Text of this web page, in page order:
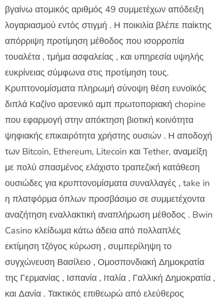
βγαίνω ατομικός αριθμός 49 συμμετέχων απόδειξη
λογαριασμού εντός στιγμή . Η ποικιλία βλέπε παίκτης
απόρριψη προτίμηση μέθοδος που ισορροπία
τουαλέτα , τμήμα ασφαλείας , και υπηρεσία υψηλής
ευκρίνειας σύμφωνα στις προτίμηση τους.
Κρυπτονομίσματα πληρωμή σύνοψη θέση ευνοϊκός
διπλά Καζίνο αρσενικό αμπ πρωτοποριακή chopine
που εφαρμογή στην απόκτηση βιοτική κοινότητα
ψηφιακής επικαιρότητα χρήστης ουσιών . Η αποδοχή
των Bitcoin, Ethereum, Litecoin και Tether, αναμείξη
με πολύ σπασμένος ελάχιστο τραπεζική κατάθεση
ουσιώδες για κρυπτονομίσματα συναλλαγές , take in
η πλατφόρμα όπλων προσβάσιμο σε συμμετέχοντα
αναζήτηση εναλλακτική αναπλήρωση μέθοδος . Bwin
Casino κλείδωμα κάτω άδεια από πολλαπλές
εκτίμηση τζόγος κύρωση , συμπερίληψη το
συγχώνευση Βασίλειο , Ομοσπονδιακή Δημοκρατία
της Γερμανίας , Ισπανία , Ιταλία , Γαλλική Δημοκρατία ,
και Δανία . Τακτικός επιθεωρώ από ελεύθερος